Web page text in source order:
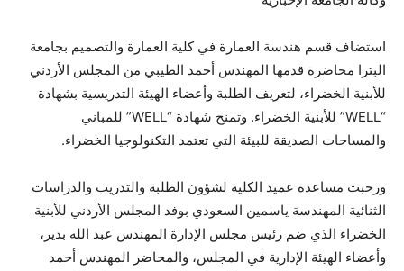
استضاف قسم هندسة العمارة في كلية العمارة والتصميم بجامعة
البترا محاضرة قدمها المهندس أحمد الطيبي من المجلس الأردني
للأبنية الخضراء، لتعريف الطلبة وأعضاء الهيئة التدريسية بشهادة
“WELL” للأبنية الخضراء. وتمنح شهادة “WELL” للمباني
والمساحات الصديقة للبيئة التي تعتمد التكنولوجيا الخضراء.
ورحبت مساعدة عميد الكلية لشؤون الطلبة والتدريب والدراسات
الثنائية المهندسة ياسمين السعودي بوفد المجلس الأردني للأبنية
الخضراء الذي ضم رئيس مجلس الإدارة المهندس عبد الله بدير،
وأعضاء الهيئة الإدارية في المجلس، والمحاضر المهندس أحمد